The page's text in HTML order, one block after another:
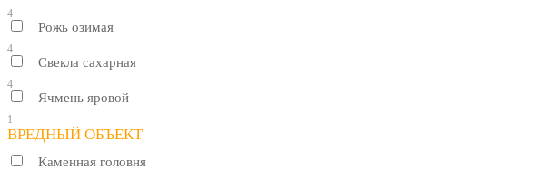
4
Рожь озимая
4
Свекла сахарная
4
Ячмень яровой
1
ВРЕДНЫЙ ОБЪЕКТ
Каменная головня